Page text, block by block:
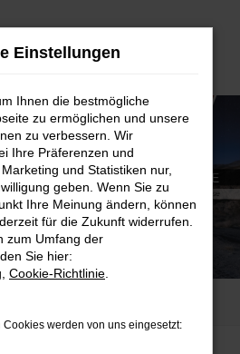
Einstellungen
Ihnen die bestmögliche
zu ermöglichen und unsere
zu verbessern. Wir
Ihre Präferenzen und
und Statistiken nur,
geben. Wenn Sie zu
Ihre Meinung ändern, können
für die Zukunft widerrufen.
zum Umfang der
Sie hier:
Cookie-Richtlinie
werden von uns eingesetzt: